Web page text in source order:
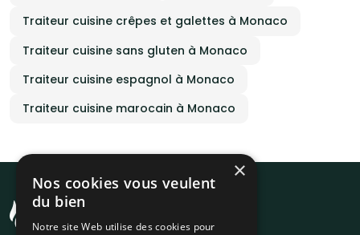
Traiteur cuisine crêpes et galettes à Monaco
Traiteur cuisine sans gluten à Monaco
Traiteur cuisine espagnol à Monaco
Traiteur cuisine marocain à Monaco
×
Nos cookies vous veulent
du bien
Notre site Web utilise des cookies pour